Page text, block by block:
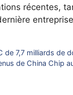
récentes,
de 7,7 milliards de
de China Chip